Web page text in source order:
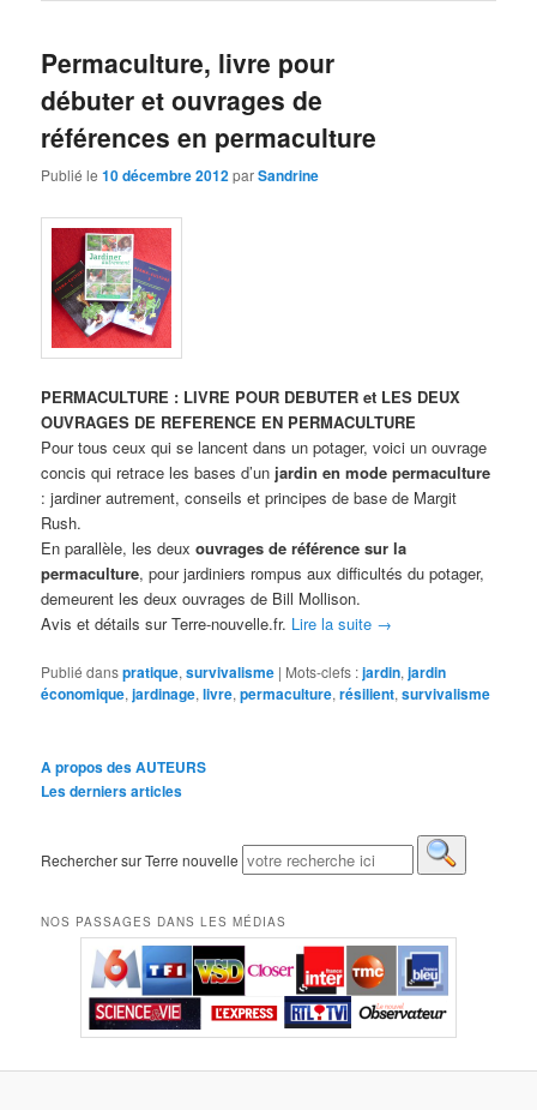
Permaculture, livre pour
débuter et ouvrages de
références en permaculture
Publié le10 décembre 2012parSandrine
PERMACULTURE : LIVRE POUR DEBUTER et LES DEUX
OUVRAGES DE REFERENCE EN PERMACULTURE
Pour tous ceux qui se lancent dans un potager, voici un ouvrage
concis qui retrace les bases d’un jardin en mode permaculture
: jardiner autrement, conseils et principes de base de Margit
Rush.
En parallèle, les deuxouvrages de référence sur la
permaculture, pour jardiniers rompus aux difficultés du potager,
demeurent les deux ouvrages de Bill Mollison.
Avis et détails sur Terre-nouvelle.fr. Lire la suite →
Publié danspratique,survivalisme | Mots-clefs :jardin,jardin
économique,jardinage,livre,permaculture,résilient,survivalisme
A propos des AUTEURS
Les derniers articles
Rechercher sur Terre nouvelle
NOS PASSAGES DANS LES MÉDIAS